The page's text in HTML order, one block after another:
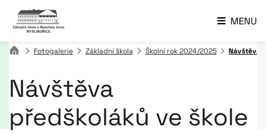
MENU
Fotogalerie Základní škola Školní rok 2024/2025 Návštěva
Návštěva
předškoláků ve škole